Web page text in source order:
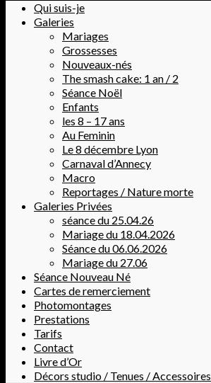
Qui suis-je
Galeries
Mariages
Grossesses
Nouveaux-nés
The smash cake: 1 an / 2
Séance Noël
Enfants
les 8 – 17 ans
Au Feminin
Le 8 décembre Lyon
Carnaval d’Annecy
Macro
Reportages / Nature morte
Galeries Privées
séance du 25.04.26
Mariage du 18.04.2026
Séance du 06.06.2026
Mariage du 27.06
Séance Nouveau Né
Cartes de remerciement
Photomontages
Prestations
Tarifs
Contact
Livre d’Or
Décors studio / Tenues / Accessoires